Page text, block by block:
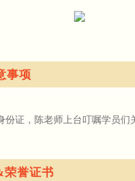
事项
份证，陈老师上台叮嘱学员
荣誉证书